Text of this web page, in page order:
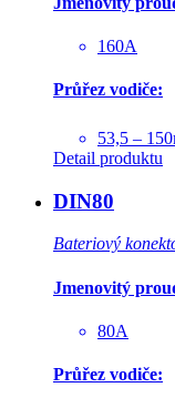
160A
Průřez vodiče:
53,5 –
Detail produktu
DIN80
Bateriový
Jmenovitý
80A
Průřez vodiče: